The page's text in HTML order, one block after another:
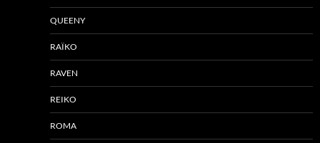
QUEENY
RAÏKO
RAVEN
REIKO
ROMA